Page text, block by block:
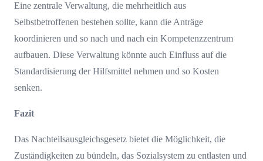
Eine zentrale Verwaltung, die mehrheitlich aus
Selbstbetroffenen bestehen sollte, kann die Anträge
koordinieren und so nach und nach ein Kompetenzzentrum
aufbauen. Diese Verwaltung könnte auch Einfluss auf die
Standardisierung der Hilfsmittel nehmen und so Kosten
senken.
Fazit
Das Nachteilsausgleichsgesetz bietet die Möglichkeit, die
Zuständigkeiten zu bündeln, das Sozialsystem zu entlasten und